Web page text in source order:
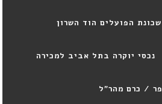
שכונת הפועלים הוד השרון
נכסי יוקרה בתל אביב למכירה
/ כרם מהר"ל